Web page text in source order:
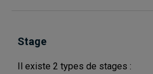
Stage
Il existe 2 types de stages :